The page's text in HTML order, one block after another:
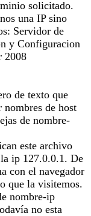
solicitado.
una IP sino
Servidor de
y Configuracion
2008
de texto que
de host
de nombre-
este archivo
ip 127.0.0.1. De
con el navegador
que la visitemos.
nombre-ip
no esta